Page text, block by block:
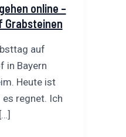
online –
Grabsteinen
auf
in Bayern
Heute ist
regnet. Ich